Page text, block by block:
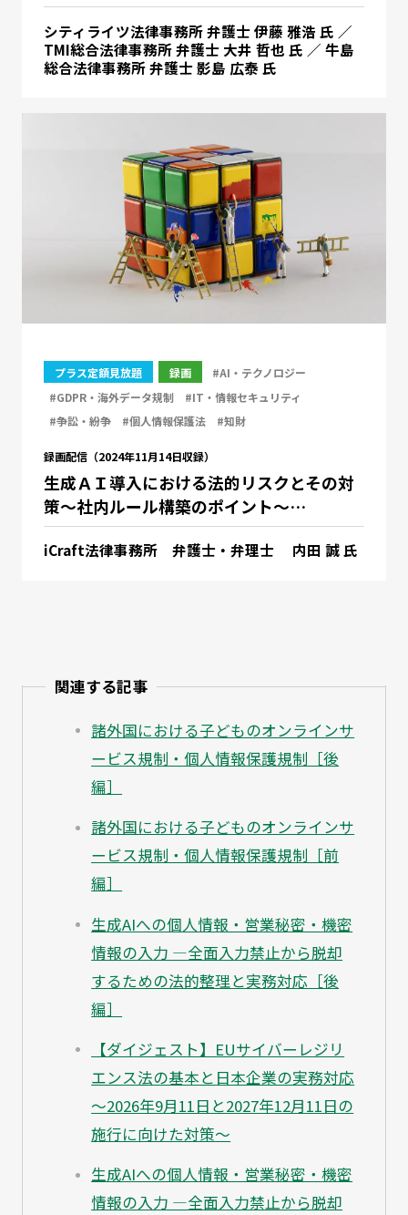
シティライツ法律事務所 弁護士 伊藤 雅浩 氏 ／
TMI総合法律事務所 弁護士 大井 哲也 氏 ／ 牛島
総合法律事務所 弁護士 影島 広泰 氏
プラス定額見放題 録画
#AI・テクノロジー
#GDPR・海外データ規制
#IT・情報セキュリティ
#争訟・紛争
#個人情報保護法 #知財
録画配信（2024年11月14日収録）
生成ＡＩ導入における法的リスクとその対
策～社内ルール構築のポイント～…
iCraft法律事務所 弁護士・弁理士 内田 誠 氏
関連する記事
諸外国における子どものオンラインサ
ービス規制・個人情報保護規制［後
編］
諸外国における子どものオンラインサ
ービス規制・個人情報保護規制［前
編］
生成AIへの個人情報・営業秘密・機密
情報の入力 ―全面入力禁止から脱却
するための法的整理と実務対応［後
編］
【ダイジェスト】EUサイバーレジリ
エンス法の基本と日本企業の実務対応
～2026年9月11日と2027年12月11日の
施行に向けた対策～
生成AIへの個人情報・営業秘密・機密
情報の入力 ―全面入力禁止から脱却